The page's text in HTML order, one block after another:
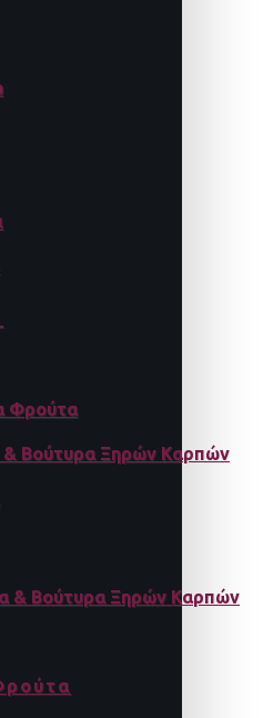
Φρούτα
& Βούτυρα Ξηρών Καρπών
& Βούτυρα Ξηρών Καρπών